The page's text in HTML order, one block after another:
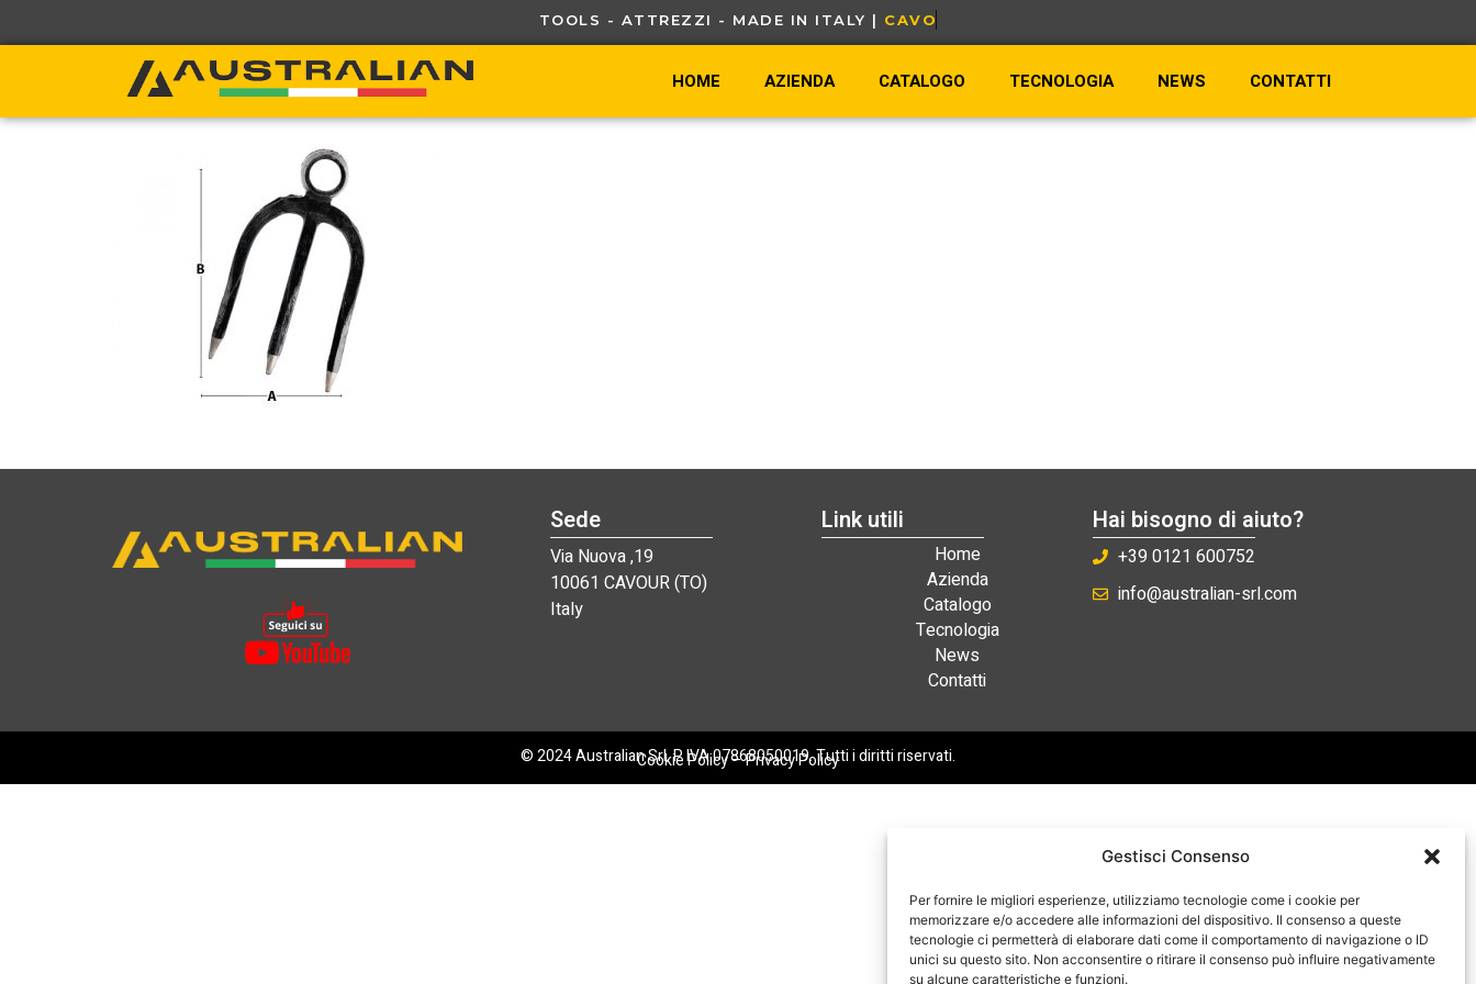
Gestisci Consenso
Per fornire le migliori esperienze, utilizziamo tecnologie come i cookie per
memorizzare e/o accedere alle informazioni del dispositivo. Il consenso a queste
tecnologie ci permetterà di elaborare dati come il comportamento di navigazione o ID
unici su questo sito. Non acconsentire o ritirare il consenso può influire negativamente
su alcune caratteristiche e funzioni.
TOOLS - ATTREZZI - MADE IN ITALY | CAVOU
HOME AZIENDA CATALOGO TECNOLOGIA NEWS CONTATTI
Sede
Via Nuova ,19
10061 CAVOUR (TO)
Italy
Link utili
Home
Azienda
Catalogo
Tecnologia
News
Contatti
Hai bisogno di aiuto?
+39 0121 600752
info@australian-srl.com
© 2024 Australian Srl. P. IVA 07868050019. Tutti i diritti riservati.
Cookie Policy–Privacy Policy